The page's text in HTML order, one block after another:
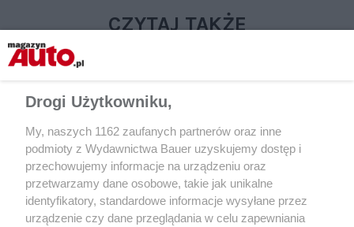
CZYTAJ TAKŻE
KATALOG UŻYWANE KATALOG UŻYWANE
Drogi Użytkowniku,
My, naszych 1162 zaufanych partnerów oraz inne
podmioty z Wydawnictwa Bauer uzyskujemy dostęp i
przechowujemy informacje na urządzeniu oraz
przetwarzamy dane osobowe, takie jak unikalne
identyfikatory, standardowe informacje wysyłane przez
urządzenie czy dane przeglądania w celu zapewniania